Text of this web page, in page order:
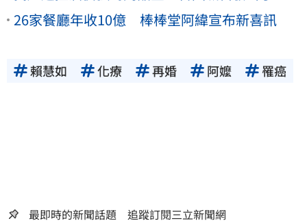
26家餐廳年收10億 棒棒堂阿緯宣布新喜訊
賴慧如 化療 再婚 阿嬤 罹癌
最即時的新聞話題 追蹤訂閱三立新聞網